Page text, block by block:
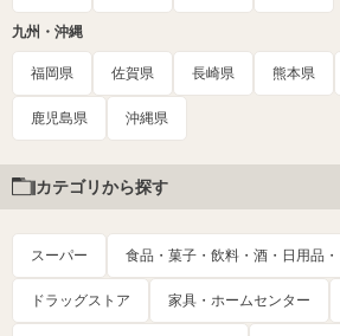
九州・沖縄
福岡県 佐賀県 長崎県 熊本県
鹿児島県 沖縄県
カテゴリから探す
スーパー 食品・菓子・飲料・酒・日用品
ドラッグストア 家具・ホームセンター